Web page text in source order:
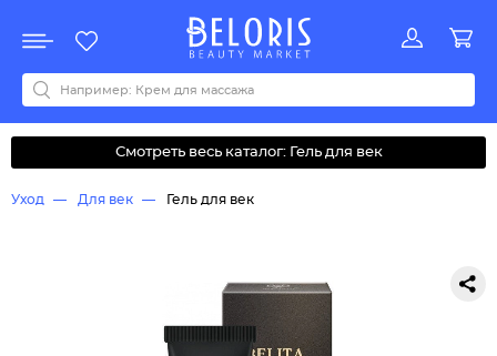
Акции
Все бренды
0-9ABCDEFGHIJKLMNOPQRSTUVWYZАБВДЗИМОКЛНПРСТУФ
Смотреть весь каталог: Гель для век
Уход Для век Гель для век